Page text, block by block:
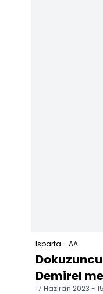
Isparta - AA
Demirel
17 Haziran 2023 -